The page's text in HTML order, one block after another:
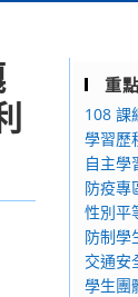
重
108 課
學習歷
自主學
防疫專
性別平
防制學
交通安
學生團